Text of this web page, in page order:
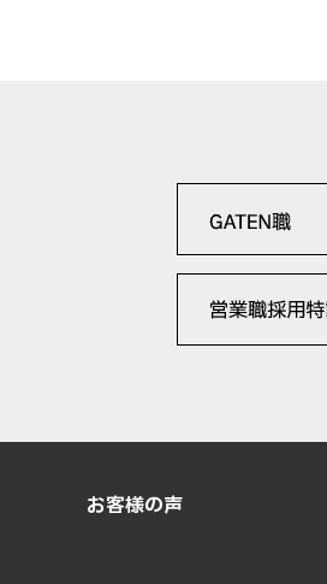
お客様の声